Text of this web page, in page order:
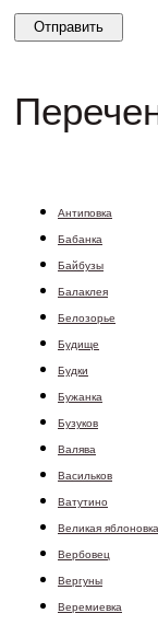
Антиповка
Бабанка
Байбузы
Балаклея
Белозорье
Будище
Будки
Бужанка
Бузуков
Валява
Васильков
Ватутино
Великая яблоновка
Вербовец
Вергуны
Веремиевка